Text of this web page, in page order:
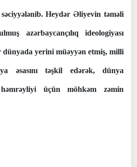
Heydər Əliyevin təməli
azərbaycançılıq ideologiyası
dünyada yerini müəyyən etmiş, milli
əsasını təşkil edərək, dünya
həmrəyliyi üçün möhkəm zəmin